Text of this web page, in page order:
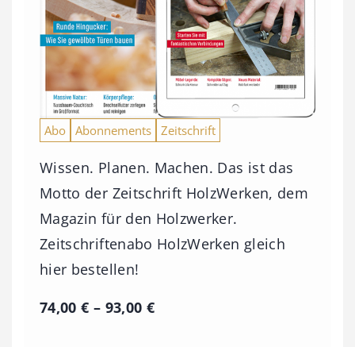
Abo Abonnements Zeitschrift
Wissen. Planen. Machen. Das ist das
Motto der Zeitschrift HolzWerken, dem
Magazin für den Holzwerker.
Zeitschriftenabo HolzWerken gleich
hier bestellen!
74,00€ – 93,00 €P